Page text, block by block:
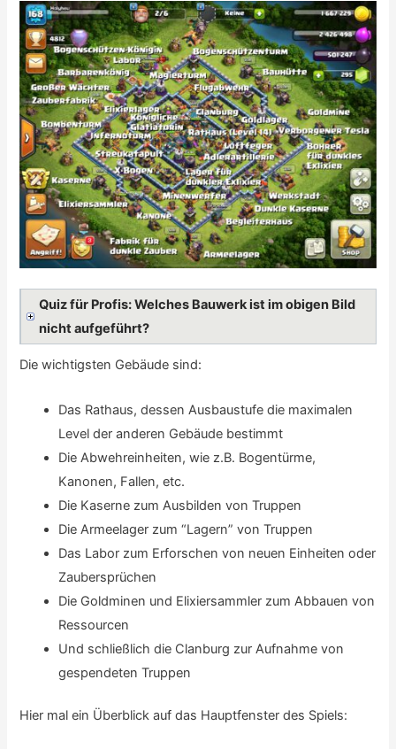
Quiz für Profis: Welches Bauwerk ist im obigen Bild
nicht aufgeführt?
Die wichtigsten Gebäude sind:
Das Rathaus, dessen Ausbaustufe die maximalen
Level der anderen Gebäude bestimmt
Die Abwehreinheiten, wie z.B. Bogentürme,
Kanonen, Fallen, etc.
Die Kaserne zum Ausbilden von Truppen
Die Armeelager zum “Lagern” von Truppen
Das Labor zum Erforschen von neuen Einheiten oder
Zaubersprüchen
Die Goldminen und Elixiersammler zum Abbauen von
Ressourcen
Und schließlich die Clanburg zur Aufnahme von
gespendeten Truppen
Hier mal ein Überblick auf das Hauptfenster des Spiels: